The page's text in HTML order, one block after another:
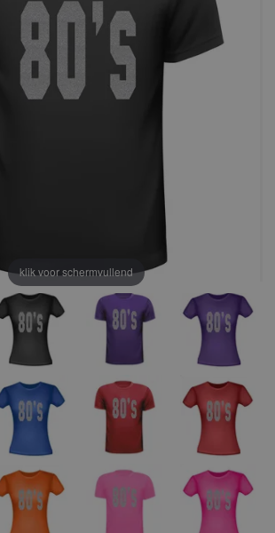
klik voor schermvullend